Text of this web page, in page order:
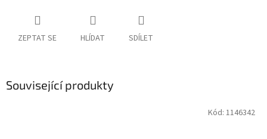
ZEPTAT SE HLÍDAT SDÍLET
Související produkty
Kód: 1146342